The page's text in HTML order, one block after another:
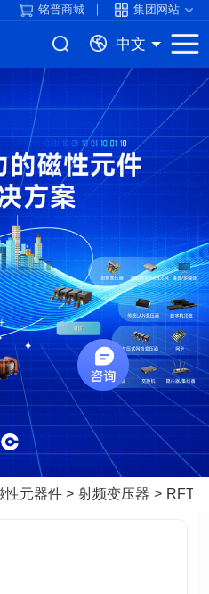
铭普商城 集团网站
中文
性元器件 射频变压器 RFT-